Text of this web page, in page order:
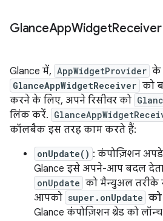
GlanceAppWidget
Glance में, AppWidgetProvider के
GlanceAppWidgetReceiver को
करने के लिए, अपने रिसीवर को
लिंक करें.
कॉलबैक इस तरह काम करते हैं:
onUpdate() : कंपोज़िशन
Glance इसे अपने-आप बदल
onUpdate को मैन्युअल तरीके
आपको super.onUpdate को
Glance कंपोज़िशन थ्रेड को